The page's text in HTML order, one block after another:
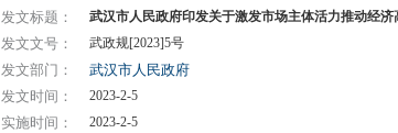
发文标题： 武汉市人民政府印发关于激发市场主体活力推动经
发文文号： 武政规[2023]5号
发文部门：
武汉市人民政府
发文时间：
2023-2-5
实施时间： 2023-2-5